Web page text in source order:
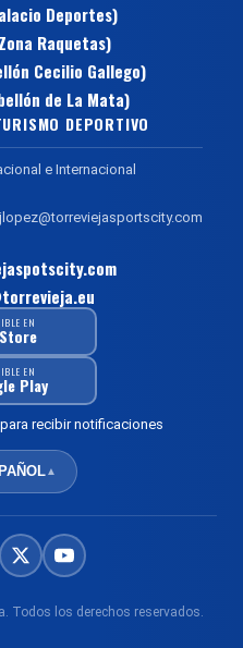
Deportes)
Raquetas)
Cecilio Gallego)
de La Mata)
DEPORTIVO
e Internacional
EN
EN
Play
recibir notificaciones
▲
Todos los derechos reservados.